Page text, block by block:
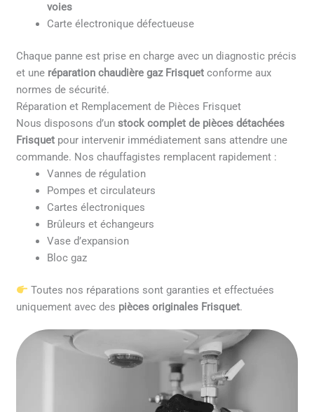
voies
Carte électronique défectueuse
Chaque panne est prise en charge avec un diagnostic précis
et une réparation chaudière gaz Frisquet conforme aux
normes de sécurité.
Réparation et Remplacement de Pièces Frisquet
Nous disposons d’unstock complet de pièces détachées
Frisquet pour intervenir immédiatement sans attendre une
commande. Nos chauffagistes remplacent rapidement :
Vannes de régulation
Pompes et circulateurs
Cartes électroniques
Brûleurs et échangeurs
Vase d’expansion
Bloc gaz
Toutes nos réparations sont garanties et effectuées
uniquement avec des pièces originales Frisquet.